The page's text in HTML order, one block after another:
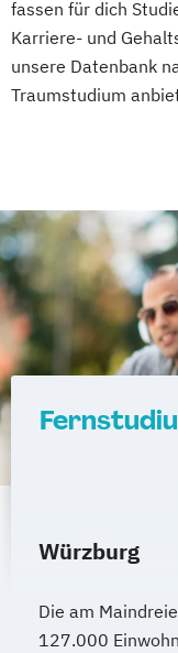
fassen für dich
Karriere- und
unsere Datenbank
Traumstudium
Würzburg
Die am
127.000